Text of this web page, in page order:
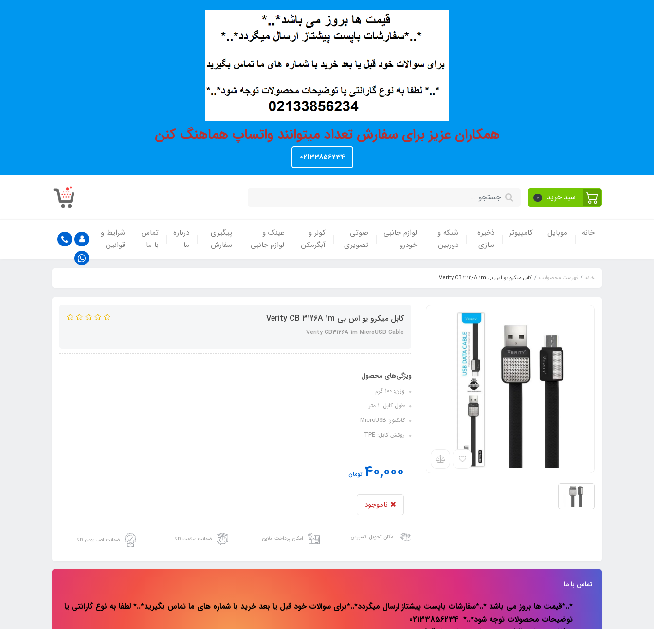
همکاران عزیز برای سفارش تعداد میتوانند واتساپ هماهنگ کنن
02133856234
سبد خرید 0
خانه موبایل کامپیوتر
ذخیره
سازی
شبکه و
دوربین
لوازم جانبی
خودرو
صوتی
تصویری
کولر و
آبگرمکن
عینک و
لوازم جانبی
پیگیری
سفارش
درباره
ما
تماس
با ما
شرایط و
قوانین
خانه فهرست محصولات کابل میکرو یو اس بی Verity CB 3126A 1m
کابل میکرو یو اس بی Verity CB 3126A 1m
Verity CB3126A 1m MicroUSB Cable
ویژگی‌های محصول
وزن: 100 گرم
طول کابل: ۱ متر
کانکتور: MicroUSB
روکش کابل: TPE
40,000 تومان
ناموجود
امکان تحویل اکسپرس امکان پرداخت آنلاین ضمانت سلامت کالا ضمانت اصل بودن کالا
تماس با ما
*..*قیمت ها بروز می باشد *..*سفارشات باپست پیشتاز ارسال میگردد*..*برای سوالات خود قبل یا بعد خرید با شماره های ما تماس بگیرید*..* لطفا به نوع گارانتی یا
توضیحات محصولات توجه شود*..* 02133856234